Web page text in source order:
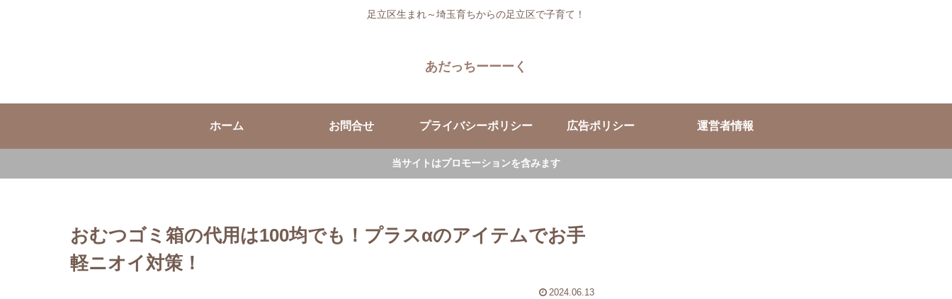
足立区生まれ～埼玉育ちからの足立区で子育て！
あだっちーーーく
ホーム お問合せ プライバシーポリシー 広告ポリシー 運営者情報
当サイトはプロモーションを含みます
おむつゴミ箱の代用は100均でも！プラスαのアイテムでお手
軽ニオイ対策！
2024.06.13